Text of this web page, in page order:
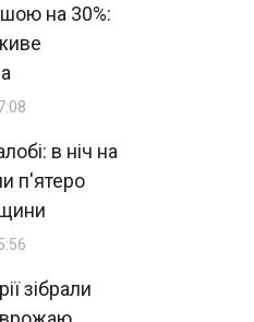
на 30%:
в ніч на
п'ятеро
зібрали